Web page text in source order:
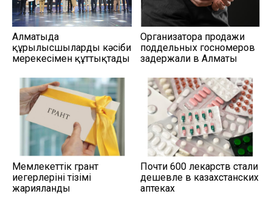
Алматыда
құрылысшыларды кәсіби
мерекесімен құттықтады
Организатора продажи
поддельных госномеров
задержали в Алматы
Мемлекеттік грант
иегерлерінің тізімі
жарияланды
Почти 600 лекарств стали
дешевле в казахстанских
аптеках